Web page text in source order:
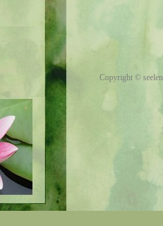
Copyright ©